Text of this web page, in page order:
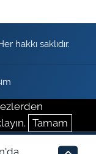
hakkı saklıdır.
Tamam